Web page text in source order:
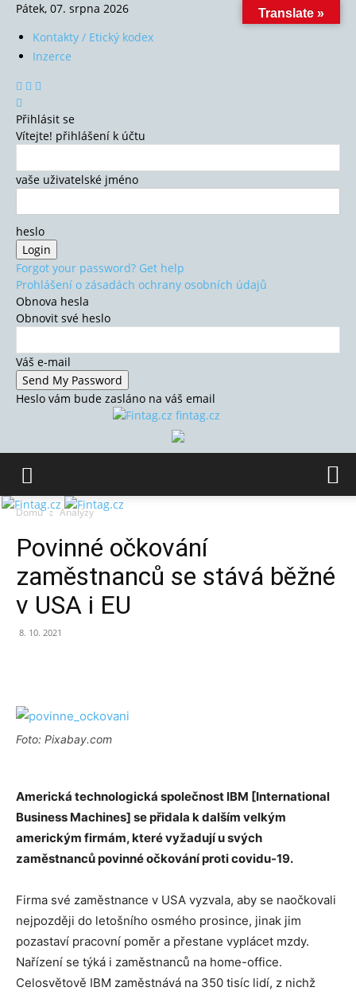
Pátek, 07. srpna 2026
Kontakty / Etický kodex
Inzerce
Přihlásit se
Vítejte! přihlášení k účtu
vaše uživatelské jméno
heslo
Forgot your password? Get help
Prohlášení o zásadách ochrany osobních údajů
Obnova hesla
Obnovit své heslo
Váš e-mail
Heslo vám bude zasláno na váš email
fintag.cz
Domů Analýzy
Povinné očkování
zaměstnanců se stává běžné
v USA i EU
8. 10. 2021
Foto: Pixabay.com
Americká technologická společnost IBM [International
Business Machines] se přidala k dalším velkým
americkým firmám, které vyžadují u svých
zaměstnanců povinné očkování proti covidu-19.
Firma své zaměstnance v USA vyzvala, aby se naočkovali
nejpozději do letošního osmého prosince, jinak jim
pozastaví pracovní poměr a přestane vyplácet mzdy.
Nařízení se týká i zaměstnanců na home-office.
Celosvětově IBM zaměstnává na 350 tisíc lidí, z nichž
Translate »